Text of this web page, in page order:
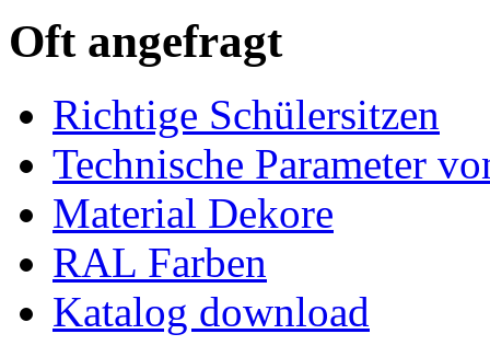
Oft angefragt
Richtige Schülersitzen
Technische Parameter
Material Dekore
RAL Farben
Katalog download